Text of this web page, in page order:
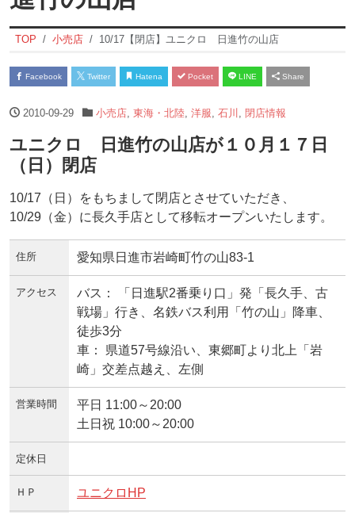
TOP 小売店 10/17【閉店】ユニクロ 日進竹の山店
Facebook Twitter Hatena Pocket LINE Share
2010-09-29 小売店, 東海・北陸, 洋服 石川 閉店情報
ユニクロ 日進竹の山店が１０月１７日
（日）閉店
10/17（日）をもちまして閉店とさせていただき、
10/29（金）に長久手店として移転オープンいたします。
住所 愛知県日進市岩崎町竹の山83-1
アクセス
バス： 「日進駅2番乗り口」発「長久手、古
戦場」行き、名鉄バス利用「竹の山」降車、
徒歩3分
車： 県道57号線沿い、東郷町より北上「岩
崎」交差点越え、左側
営業時間
平日 11:00～20:00
土日祝 10:00～20:00
定休日
ＨＰ ユニクロHP